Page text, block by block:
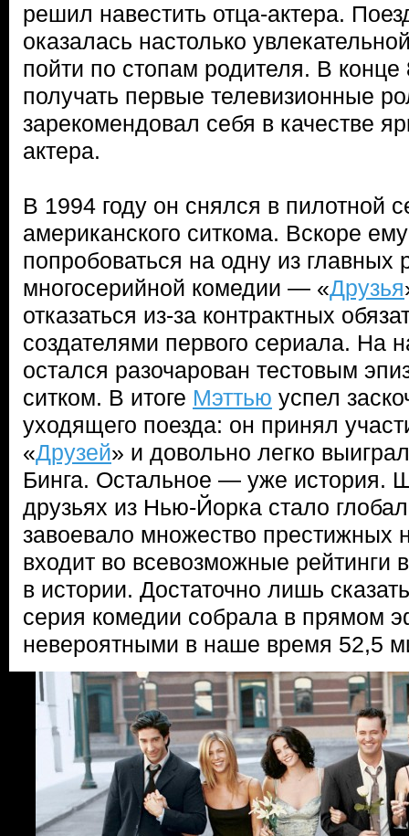
решил навестить отца-актера.
оказалась настолько
пойти по стопам родителя. В
получать первые телевизионные
зарекомендовал себя в качестве
актера.
В 1994 году он снялся в пилотной
американского ситкома. Вскоре
попробоваться на одну из главных
многосерийной комедии — «Друзья
отказаться из-за контрактных
создателями первого сериала. На
остался разочарован тестовым
ситком. В итоге Мэттью успел
уходящего поезда: он принял
«Друзей» и довольно легко
Бинга. Остальное — уже история.
друзьях из Нью-Йорка стало
завоевало множество престижных
входит во всевозможные рейтинги
в истории. Достаточно лишь
серия комедии собрала в прямом
невероятными в наше время 52,5